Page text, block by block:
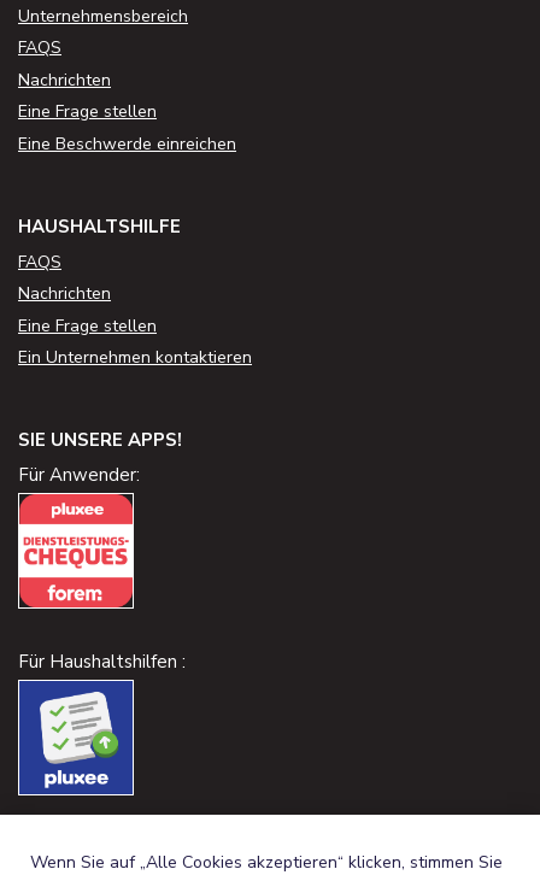
Unternehmensbereich
FAQS
Nachrichten
Eine Frage stellen
Eine Beschwerde einreichen
HAUSHALTSHILFE
FAQS
Nachrichten
Eine Frage stellen
Ein Unternehmen kontaktieren
SIE UNSERE APPS!
Für Anwender:
Für Haushaltshilfen :
Wenn Sie auf „Alle Cookies akzeptieren“ klicken, stimmen Sie